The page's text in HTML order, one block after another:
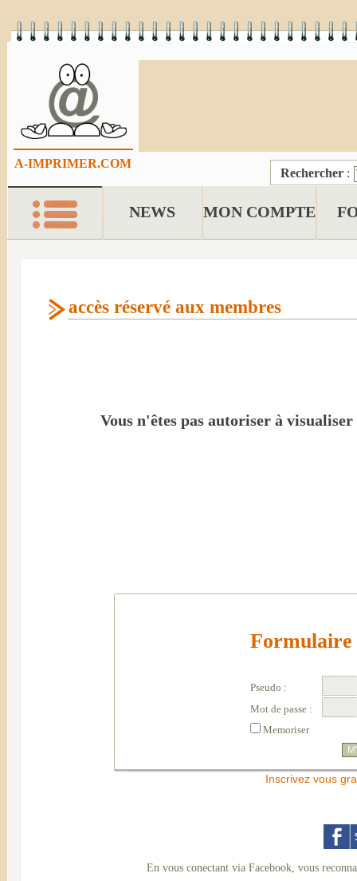
A-IMPRIMER.COM
Rechercher :
NEWS MON COMPTE
accès réservé aux membres
Vous n'êtes pas autoriser à
Pseudo :
Mot de passe :
Memoriser
Inscrivez vous
En vous conectant via Facebook, vous